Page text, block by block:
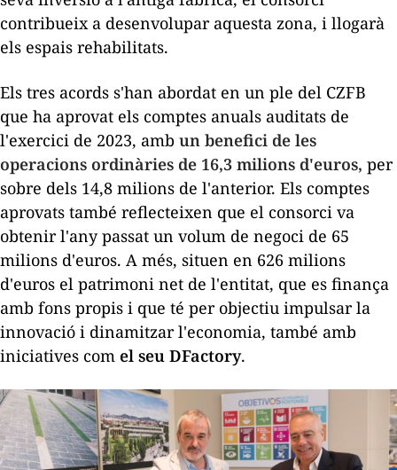
contribueix a desenvolupar aquesta zona, i llogarà
els espais rehabilitats.
Els tres acords s'han abordat en un ple del CZFB
que ha aprovat els comptes anuals auditats de
l'exercici de 2023, amb un benefici de les
operacions ordinàries de 16,3 milions d'euros, per
sobre dels 14,8 milions de l'anterior. Els comptes
aprovats també reflecteixen que el consorci va
obtenir l'any passat un volum de negoci de 65
milions d'euros. A més, situen en 626 milions
d'euros el patrimoni net de l'entitat, que es finança
amb fons propis i que té per objectiu impulsar la
innovació i dinamitzar l'economia, també amb
iniciatives com el seu DFactory.